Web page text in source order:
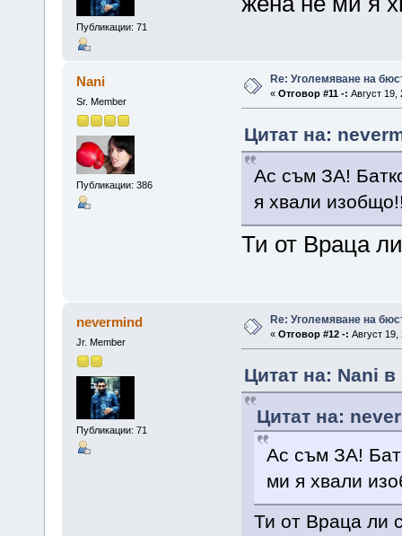
Публикации: 71
Nani
Sr. Member
Публикации: 386
Re: Уголемяване на
« Отговор #11 -: Август 19,
Цитат на:
Ас съм ЗА!
я хвали
Ти от Враца
nevermind
Jr. Member
Публикации: 71
Re: Уголемяване на
« Отговор #12 -: Август 19,
Цитат на: Nani в
Цитат на:
Ас съм ЗА!
ми я хвали
Ти от Враца ли